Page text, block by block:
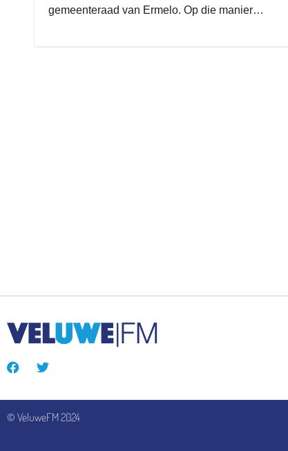
gemeenteraad van Ermelo. Op die manier…
© VeluweFM 2024